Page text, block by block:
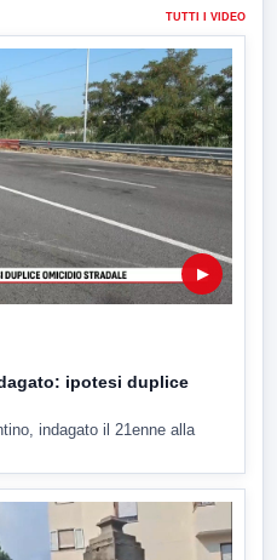
TUTTI I VIDEO
▶
ipotesi duplice
indagato il 21enne alla